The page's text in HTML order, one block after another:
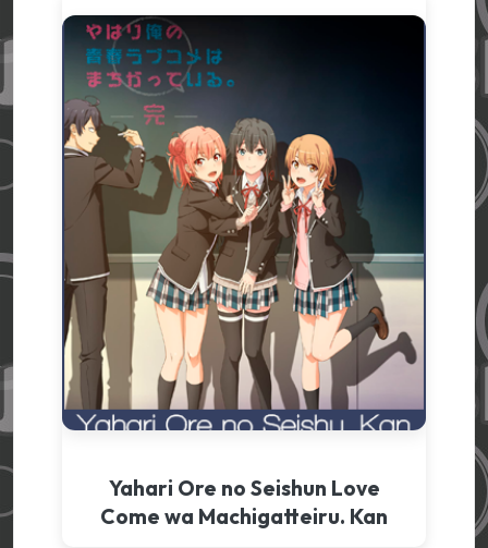
Yahari Ore no Seishun Love
Come wa Machigatteiru. Kan